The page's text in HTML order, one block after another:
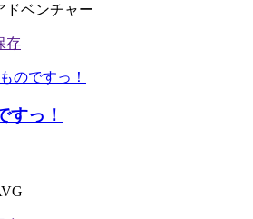
ドベンチャー
すっ！